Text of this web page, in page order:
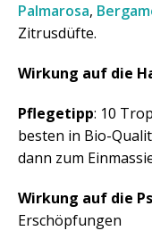
Palmarosa,
Zitrusdüfte.
Wirkung auf die
Pflegetipp: 10
besten in Bio-
dann zum
Wirkung auf die
Erschöpfungen